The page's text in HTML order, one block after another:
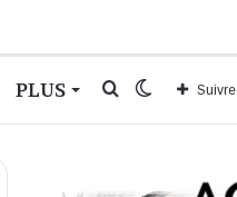
PLUS Suivre
Switch
Rechercher